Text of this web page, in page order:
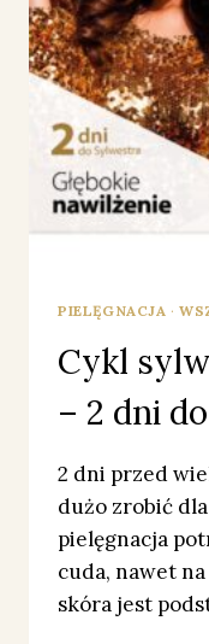
PIELĘGNACJA ·
Cykl
– 2 dni
2 dni przed
dużo zrobić
pielęgnacja
cuda, nawet
skóra jest